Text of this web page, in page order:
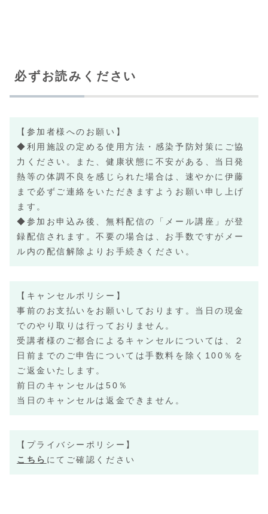
必ずお読みください
【参加者様へのお願い】
◆利用施設の定める使用方法・感染予防対策にご協
力ください。また、健康状態に不安がある、当日発
熱等の体調不良を感じられた場合は、速やかに伊藤
まで必ずご連絡をいただきますようお願い申し上げ
ます。
◆参加お申込み後、無料配信の「メール講座」が登
録配信されます。不要の場合は、お手数ですがメー
ル内の配信解除よりお手続きください。
【キャンセルポリシー】
事前のお支払いをお願いしております。 当日の現金
でのやり取りは行っておりません。
受講者様のご都合によるキャンセルについては、２
日前までのご申告については手数料を除く100％を
ご返金いたします。
前日のキャンセルは50％
当日のキャンセルは返金できません。
【プライバシーポリシー】
こちら にてご確認ください